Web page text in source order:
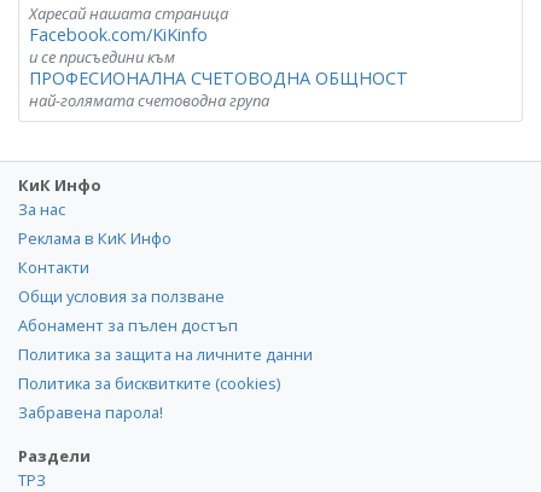
Харесай нашата страница
Facebook.com/KiKinfo
и се присъедини към
ПРОФЕСИОНАЛНА СЧЕТОВОДНА ОБЩНОСТ
най-голямата счетоводна група
КиК Инфо
За нас
Реклама в КиК Инфо
Контакти
Общи условия за ползване
Абонамент за пълен достъп
Политика за защита на личните данни
Политика за бисквитките (cookies)
Забравена парола!
Раздели
ТРЗ